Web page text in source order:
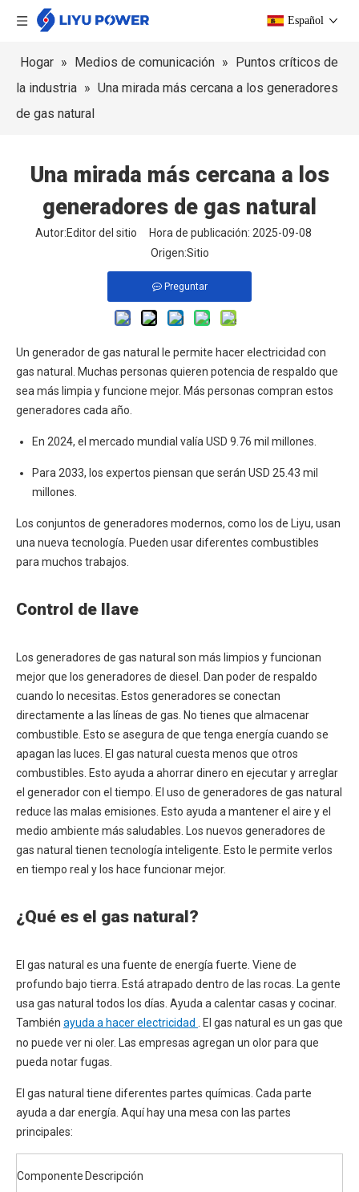
Español
Hogar » Medios de comunicación » Puntos críticos de
la industria » Una mirada más cercana a los generadores
de gas natural
Una mirada más cercana a los
generadores de gas natural
Autor:Editor del sitio Hora de publicación: 2025-09-08
Origen:Sitio
Preguntar
Un generador de gas natural le permite hacer electricidad con
gas natural. Muchas personas quieren potencia de respaldo que
sea más limpia y funcione mejor. Más personas compran estos
generadores cada año.
En 2024, el mercado mundial valía USD 9.76 mil millones.
Para 2033, los expertos piensan que serán USD 25.43 mil
millones.
Los conjuntos de generadores modernos, como los de Liyu, usan
una nueva tecnología. Pueden usar diferentes combustibles
para muchos trabajos.
Control de llave
Los generadores de gas natural son más limpios y funcionan
mejor que los generadores de diesel. Dan poder de respaldo
cuando lo necesitas. Estos generadores se conectan
directamente a las líneas de gas. No tienes que almacenar
combustible. Esto se asegura de que tenga energía cuando se
apagan las luces. El gas natural cuesta menos que otros
combustibles. Esto ayuda a ahorrar dinero en ejecutar y arreglar
el generador con el tiempo. El uso de generadores de gas natural
reduce las malas emisiones. Esto ayuda a mantener el aire y el
medio ambiente más saludables. Los nuevos generadores de
gas natural tienen tecnología inteligente. Esto le permite verlos
en tiempo real y los hace funcionar mejor.
¿Qué es el gas natural?
El gas natural es una fuente de energía fuerte. Viene de
profundo bajo tierra. Está atrapado dentro de las rocas. La gente
usa gas natural todos los días. Ayuda a calentar casas y cocinar.
También ayuda a hacer electricidad
. El gas natural es un gas que
no puede ver ni oler. Las empresas agregan un olor para que
pueda notar fugas.
El gas natural tiene diferentes partes químicas. Cada parte
ayuda a dar energía. Aquí hay una mesa con las partes
principales:
Componente Descripción